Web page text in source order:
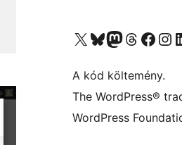
Visit our X (formerly Twitter) account
Visit our Bluesky account
TwitterVisit our Threads
Facebook
Visit our
A kód költemény.
The WordPress®
WordPress